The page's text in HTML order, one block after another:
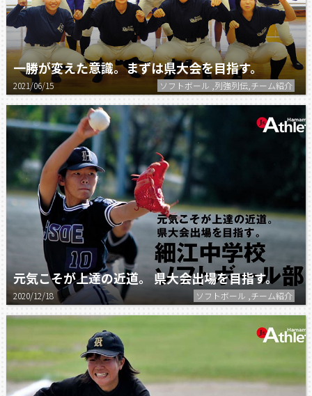
一勝が変えた意識。まずは県大会を目指す。
2021/06/15 ソフトボール ,列強列伝,チーム紹介
元気こそが上達の近道。 県大会出場を目指す。
2020/12/18 ソフトボール ,チーム紹介